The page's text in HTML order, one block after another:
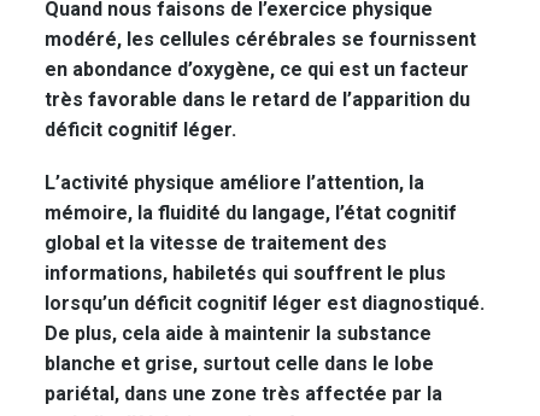
Quand nous faisons de l’exercice physique
modéré, les cellules cérébrales se fournissent
en abondance d’oxygène, ce qui est un facteur
très favorable dans le retard de l’apparition du
déficit cognitif léger.
L’activité physique améliore l’attention, la
mémoire, la fluidité du langage, l’état cognitif
global et la vitesse de traitement des
informations, habiletés qui souffrent le plus
lorsqu’un déficit cognitif léger est diagnostiqué.
De plus, cela aide à maintenir la substance
blanche et grise, surtout celle dans le lobe
pariétal, dans une zone très affectée par la